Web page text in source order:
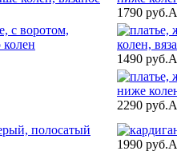
1790 руб.
1490 руб.
2290 руб.
1990 руб.